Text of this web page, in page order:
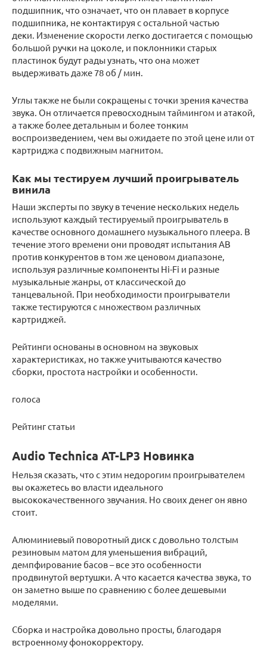
подшипник, что означает, что он плавает в корпусе
подшипника, не контактируя с остальной частью
деки. Изменение скорости легко достигается с помощью
большой ручки на цоколе, и поклонники старых
пластинок будут рады узнать, что она может
выдерживать даже 78 об / мин.
Углы также не были сокращены с точки зрения качества
звука. Он отличается превосходным таймингом и атакой,
а также более детальным и более тонким
воспроизведением, чем вы ожидаете по этой цене или от
картриджа с подвижным магнитом.
Как мы тестируем лучший проигрыватель
винила
Наши эксперты по звуку в течение нескольких недель
используют каждый тестируемый проигрыватель в
качестве основного домашнего музыкального плеера. В
течение этого времени они проводят испытания AB
против конкурентов в том же ценовом диапазоне,
используя различные компоненты Hi-Fi и разные
музыкальные жанры, от классической до
танцевальной. При необходимости проигрыватели
также тестируются с множеством различных
картриджей.
Рейтинги основаны в основном на звуковых
характеристиках, но также учитываются качество
сборки, простота настройки и особенности.
голоса
Рейтинг статьи
Audio Technica AT-LP3 Новинка
Нельзя сказать, что с этим недорогим проигрывателем
вы окажетесь во власти идеального
высококачественного звучания. Но своих денег он явно
стоит.
Алюминиевый поворотный диск с довольно толстым
резиновым матом для уменьшения вибраций,
демпфирование басов – все это особенности
продвинутой вертушки. А что касается качества звука, то
он заметно выше по сравнению с более дешевыми
моделями.
Сборка и настройка довольно просты, благодаря
встроенному фонокорректору.